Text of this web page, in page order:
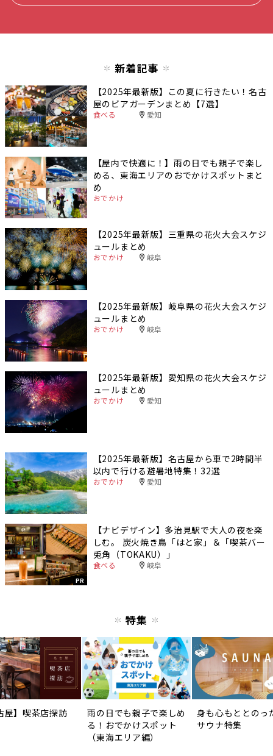
新着記事
【2025年最新版】この夏に行きたい！名古
屋のビアガーデンまとめ【7選】
食べる 愛知
【屋内で快適に！】雨の日でも親子で楽し
める、東海エリアのおでかけスポットまと
め
おでかけ
【2025年最新版】三重県の花火大会スケジ
ュールまとめ
おでかけ 岐阜
【2025年最新版】岐阜県の花火大会スケジ
ュールまとめ
おでかけ 岐阜
【2025年最新版】愛知県の花火大会スケジ
ュールまとめ
おでかけ 愛知
【2025年最新版】名古屋から車で2時間半
以内で行ける避暑地特集！32選
おでかけ 愛知
PR
【ナビデザイン】多治見駅で大人の夜を楽
しむ。 炭火焼き鳥「はと家」＆「喫茶バー
兎角（TOKAKU）」
食べる 岐阜
特集
屋】喫茶店探訪
雨の日でも親子で楽しめ
る！おでかけスポット
（東海エリア編）
身も心もととのっ
サウナ特集